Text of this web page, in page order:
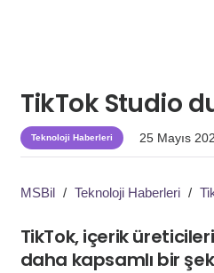
TikTok Studio
Teknoloji Haberleri 25 Mayıs
MSBil / Teknoloji Haberleri /
TikTok, içerik
daha kapsamlı bir